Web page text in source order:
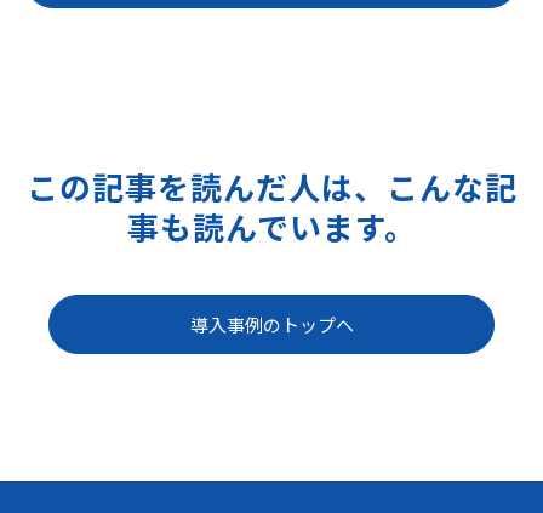
この記事を読んだ人は、こんな記
事も読んでいます。
導入事例のトップへ